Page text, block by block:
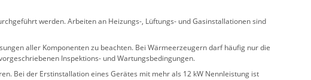
werden. Arbeiten an Heizungs-, Lüftungs- und Gasinstallationen sind
aller Komponenten zu beachten. Bei Wärmeerzeugern darf häufig nur die
Inspektions- und Wartungsbedingungen.
Bei der Erstinstallation eines Gerätes mit mehr als 12 kW Nennleistung ist